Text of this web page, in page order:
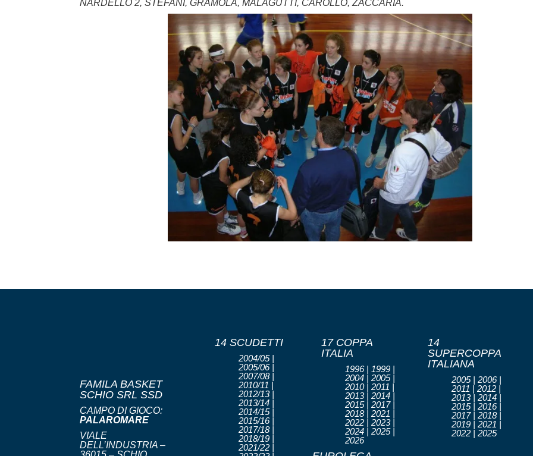
NARDELLO 2, STEFANI, GRAMOLA, MALAGUTTI, CAROLLO, ZACCARIA.
FAMILA BASKET
SCHIO SRL SSD
CAMPO DI GIOCO:
PALAROMARE
VIALE
DELL’INDUSTRIA –
14 SCUDETTI
2004/05 |
2005/06 |
2007/08 |
2010/11 |
2012/13 |
2013/14 |
2014/15 |
2015/16 |
2017/18 |
2018/19 |
2021/22 |
17 COPPA
ITALIA
1996 | 1999 |
2004 | 2005 |
2010 | 2011 |
2013 | 2014 |
2015 | 2017 |
2018 | 2021 |
2022 | 2023 |
2024 | 2025 |
2026
14
SUPERCOPPA
ITALIANA
2005 | 2006 |
2011 | 2012 |
2013 | 2014 |
2015 | 2016 |
2017 | 2018 |
2019 | 2021 |
2022 | 2025